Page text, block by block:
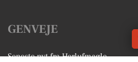
GENVEJE
Seneste nyt fra Herlufmagle